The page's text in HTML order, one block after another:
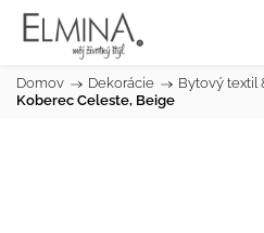
Domov / Dekorácie / Bytový textil
Koberec Celeste, Beige